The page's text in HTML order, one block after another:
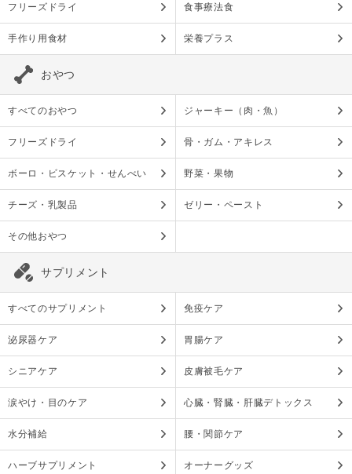
フリーズドライ 食事療法食
手作り用食材 栄養プラス
おやつ
すべてのおやつ ジャーキー（肉・魚）
フリーズドライ 骨・ガム・アキレス
ボーロ・ビスケット・せんべい 野菜・果物
チーズ・乳製品 ゼリー・ペースト
その他おやつ
サプリメント
すべてのサプリメント 免疫ケア
泌尿器ケア 胃腸ケア
シニアケア 皮膚被毛ケア
涙やけ・目のケア 心臓・腎臓・肝臓デトックス
水分補給 腰・関節ケア
ハーブサプリメント オーナーグッズ